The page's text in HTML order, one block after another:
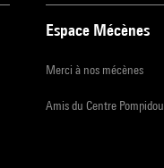
Espace Mécènes
Merci à nos mécènes
Amis du Centre Pompidou